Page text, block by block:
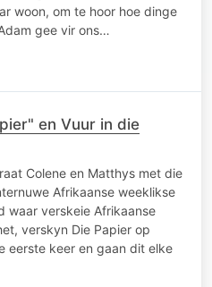
woon, om te hoor hoe dinge
gee vir ons…
en Vuur in die
Colene en Matthys met die
Afrikaanse weeklikse
waar verskeie Afrikaanse
verskyn Die Papier op
eerste keer en gaan dit elke